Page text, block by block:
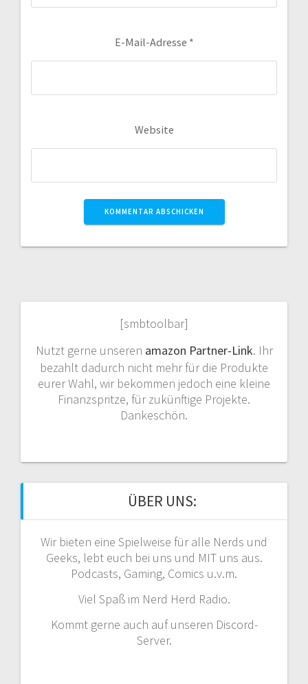
E-Mail-Adresse *
Website
[smbtoolbar]
Nutzt gerne unseren amazon Partner-Link. Ihr
bezahlt dadurch nicht mehr für die Produkte
eurer Wahl, wir bekommen jedoch eine kleine
Finanzspritze, für zukünftige Projekte.
Dankeschön.
ÜBER UNS:
Wir bieten eine Spielweise für alle Nerds und
Geeks, lebt euch bei uns und MIT uns aus.
Podcasts, Gaming, Comics u.v.m.
Viel Spaß im Nerd Herd Radio.
Kommt gerne auch auf unseren Discord-
Server.